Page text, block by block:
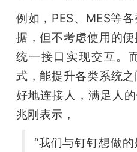
例如，PES、MES等
据，但不考虑使用的
统一接口实现交互。
式，能提升各类系统
好地连接人，满足人
兆刚表示，
“我们与钉钉想做的